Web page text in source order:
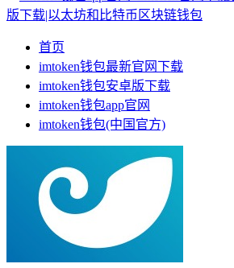
首页
imtoken钱包最新官网下载
imtoken钱包安卓版下载
imtoken钱包app官网
imtoken钱包(中国官方)